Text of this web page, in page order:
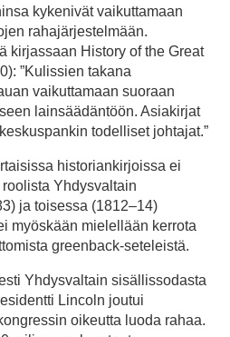
kykenivät vaikuttamaan
rahajärjestelmään.
kirjassaan History of the Great
”Kulissien takana
vaikuttamaan suoraan
lainsäädäntöön. Asiakirjat
todelliset johtajat.”
historiankirjoissa ei
Yhdysvaltain
ja toisessa (1812–14)
myöskään mielellään kerrota
greenback-seteleistä.
Yhdysvaltain sisällissodasta
Lincoln joutui
oikeutta luoda rahaa.